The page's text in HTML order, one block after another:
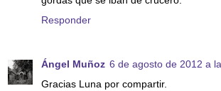
Responder
Ángel Muñoz 6 de agosto de 2012 a
Gracias Luna por compartir.